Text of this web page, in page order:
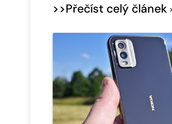
>>Přečíst celý článek